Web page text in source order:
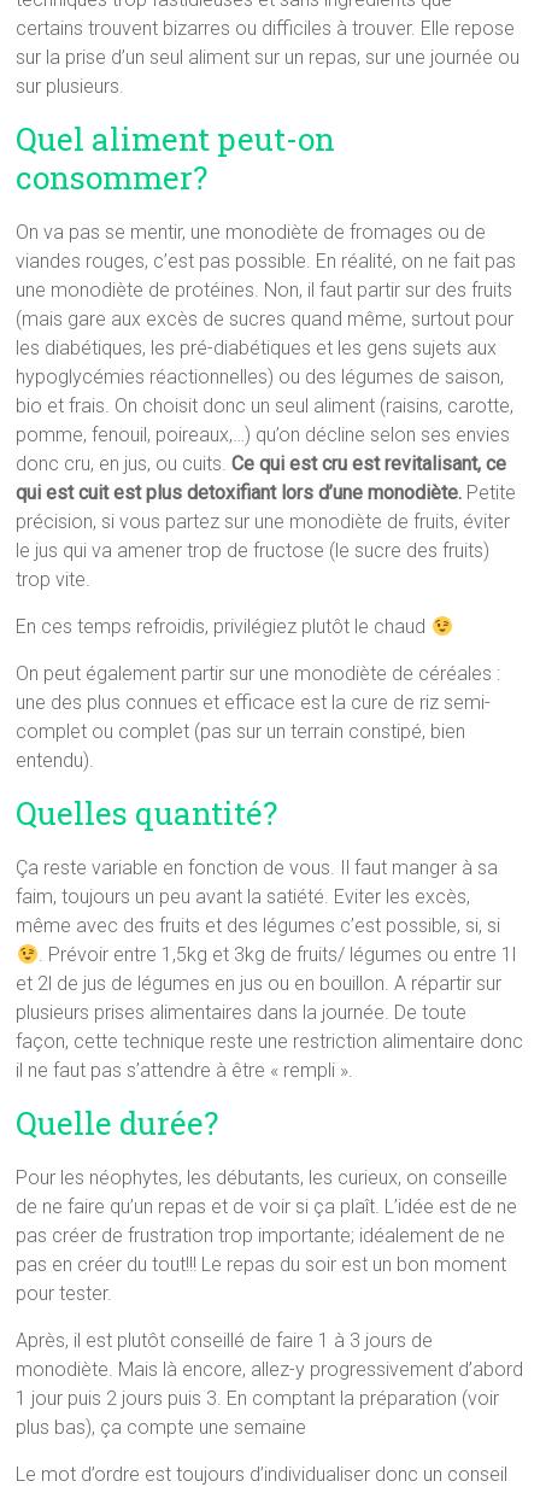
certains trouvent bizarres ou difficiles à trouver. Elle repose
sur la prise d’un seul aliment sur un repas, sur une journée ou
sur plusieurs.
Quel aliment peut-on
consommer?
On va pas se mentir, une monodiète de fromages ou de
viandes rouges, c’est pas possible. En réalité, on ne fait pas
une monodiète de protéines. Non, il faut partir sur des fruits
(mais gare aux excès de sucres quand même, surtout pour
les diabétiques, les pré-diabétiques et les gens sujets aux
hypoglycémies réactionnelles) ou des légumes de saison,
bio et frais. On choisit donc un seul aliment (raisins, carotte,
pomme, fenouil, poireaux,…) qu’on décline selon ses envies
donc cru, en jus, ou cuits.Ce qui est cru est revitalisant, ce
qui est cuit est plus detoxifiant lors d’une monodiète. Petite
précision, si vous partez sur une monodiète de fruits, éviter
le jus qui va amener trop de fructose (le sucre des fruits)
trop vite.
En ces temps refroidis, privilégiez plutôt le chaud
On peut également partir sur une monodiète de céréales :
une des plus connues et efficace est la cure de riz semi-
complet ou complet (pas sur un terrain constipé, bien
entendu).
Quelles quantité?
Ça reste variable en fonction de vous. Il faut manger à sa
faim, toujours un peu avant la satiété. Eviter les excès,
même avec des fruits et des légumes c’est possible, si, si
. Prévoir entre 1,5kg et 3kg de fruits/ légumes ou entre 1l
et 2l de jus de légumes en jus ou en bouillon. A répartir sur
plusieurs prises alimentaires dans la journée. De toute
façon, cette technique reste une restriction alimentaire donc
il ne faut pas s’attendre à être « rempli ».
Quelle durée?
Pour les néophytes, les débutants, les curieux, on conseille
de ne faire qu’un repas et de voir si ça plaît. L’idée est de ne
pas créer de frustration trop importante; idéalement de ne
pas en créer du tout!!! Le repas du soir est un bon moment
pour tester.
Après, il est plutôt conseillé de faire 1 à 3 jours de
monodiète. Mais là encore, allez-y progressivement d’abord
1 jour puis 2 jours puis 3. En comptant la préparation (voir
plus bas), ça compte une semaine
Le mot d’ordre est toujours d’individualiser donc un conseil